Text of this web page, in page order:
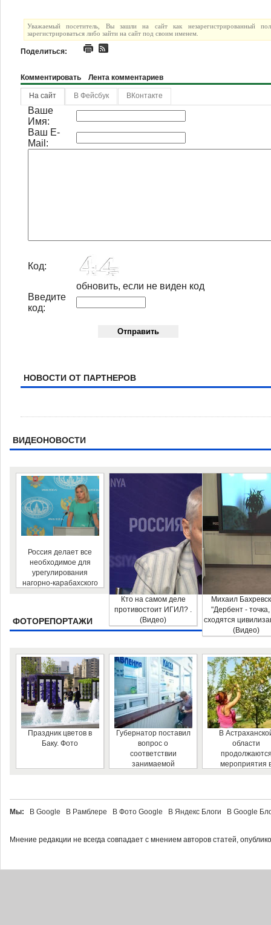
Уважаемый посетитель, Вы зашли на сайт как незарегистрированный
зарегистрироваться либо зайти на сайт под своим именем.
Поделиться:
Комментировать Лента комментариев
На сайт В Фейсбук ВКонтакте
Ваше
Имя:
Ваш E-
Mail:
Код:
обновить, если не виден код
Введите
код:
НОВОСТИ ОТ ПАРТНЕРОВ
ВИДЕОНОВОСТИ
Россия делает все
необходимое для
урегулирования
нагорно-карабахского
Кто на самом деле
противостоит ИГИЛ? .
(Видео)
Михаил
"Дербент - точка,
сходятся
(Видео)
ФОТОРЕПОРТАЖИ
Праздник цветов в
Баку. Фото
Губернатор поставил
вопрос о
соответствии
занимаемой
В
области
мероприятия
Мы: В Google В Рамблере В Фото Google В Яндекс Блоги В Google
Мнение редакции не всегда совпадает с мнением авторов статей,